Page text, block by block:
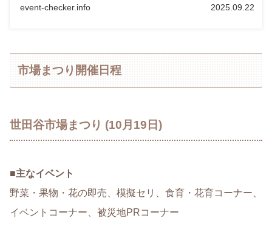
event-checker.info 2025.09.22
市場まつり開催日程
世田谷市場まつり (10月19日)
■主なイベント
野菜・果物・花の即売、模擬セリ、食育・花育コーナー、
イベントコーナー、被災地PRコーナー